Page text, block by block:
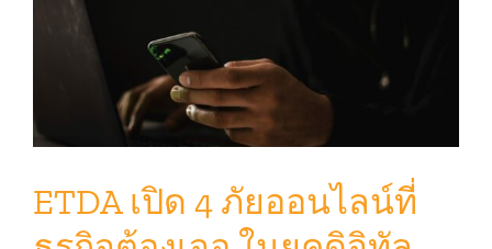
ETDA เปิด 4 ภัยออนไลน์ที่